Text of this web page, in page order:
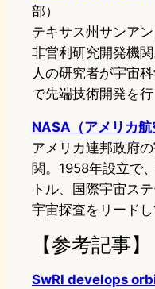
部）
テキサス州サンア
非営利研究開発機
人の研究者が宇宙
で先端技術開発を行
NASA（アメリカ航
アメリカ連邦政府
関。1958年設立で
トル、国際宇宙ス
宇宙探査をリードし
【参考記事】
SwRI develops